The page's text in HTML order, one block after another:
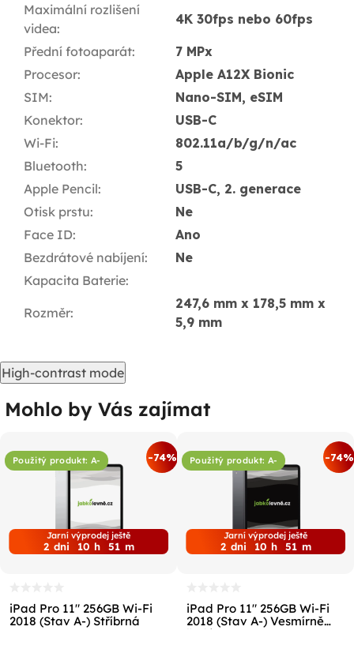
Maximální rozlišení
videa:
4K 30fps nebo 60fps
Přední fotoaparát:
7 MPx
Procesor:
Apple A12X Bionic
SIM:
Nano-SIM, eSIM
Konektor:
USB-C
Wi-Fi:
802.11a/b/g/n/ac
Bluetooth:
5
Apple Pencil:
USB-C, 2. generace
Otisk prstu:
Ne
Face ID:
Ano
Bezdrátové nabíjení:
Ne
Kapacita Baterie:
Rozměr:
247,6 mm x 178,5 mm x
5,9 mm
High-contrast mode
Mohlo by Vás zajímat
Použitý produkt: A- -74%
Jarní výprodej ještě
2 dni 10 h 51 m
iPad Pro 11" 256GB Wi-Fi
2018 (Stav A-) Stříbrná
Použitý produkt: A- -74%
Jarní výprodej ještě
2 dni 10 h 51 m
iPad Pro 11" 256GB Wi-Fi
2018 (Stav A-) Vesmírně
šedá